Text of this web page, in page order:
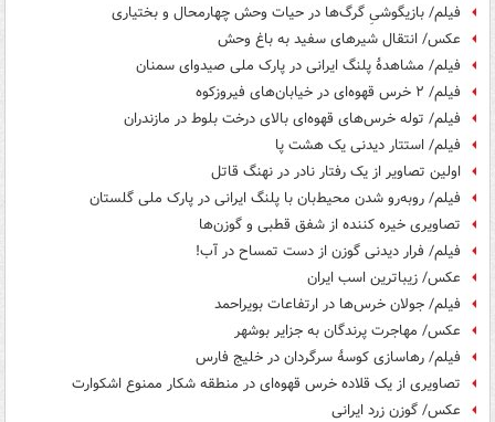
فیلم/ بازیگوشیِ گرگ‌ها در حیات وحش چهارمحال و بختیاری
عکس/ انتقال شیرهای سفید به باغ وحش
فیلم/ مشاهدهٔ پلنگ ایرانی در پارک ملی صیدوای سمنان
فیلم/ ۲ خرس قهوه‌ای در خیابان‌های فیروزکوه
فیلم/ توله خرس‌های قهوه‌ای بالای درخت بلوط در مازندران
فیلم/ استتار دیدنی یک هشت‌ پا
اولین تصاویر از یک رفتار نادر در نهنگ قاتل
فیلم/ روبه‌رو شدن محیط‌بان با پلنگ ایرانی در پارک ملی گلستان
تصاویری خیره کننده از شفق قطبی و گوزن‌ها
فیلم/ فرار دیدنی گوزن از دست تمساح در آب!
عکس/ زیباترین اسب ایران
فیلم/ جولان خرس‌ها در ارتفاعات بویراحمد
عکس/ مهاجرت پرندگان به جزایر بوشهر
فیلم/ رهاسازی کوسهٔ سرگردان در خلیج فارس
تصاویری از یک قلاده خرس قهوه‌ای در منطقه شکار ممنوع اشکوارت
عکس/ گوزن زرد ایرانی